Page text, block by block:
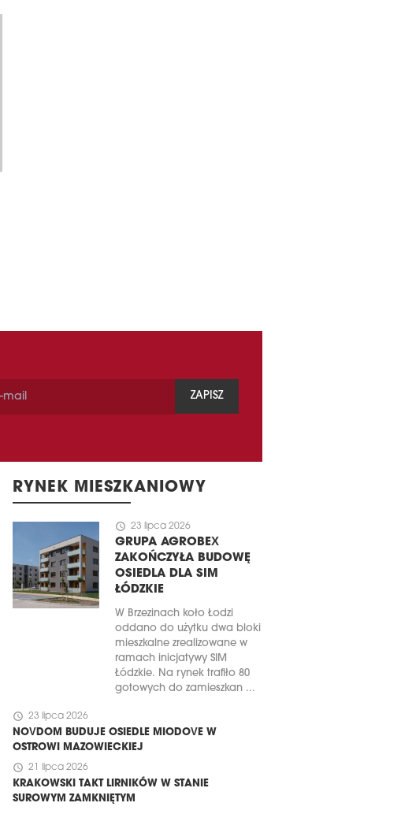
ZAPISZ
RYNEK MIESZKANIOWY
schedule 23 lipca 2026
GRUPA AGROBEX
ZAKOŃCZYŁA BUDOWĘ
OSIEDLA DLA SIM
ŁÓDZKIE
W Brzezinach koło Łodzi
oddano do użytku dwa bloki
mieszkalne zrealizowane w
ramach inicjatywy SIM
Łódzkie. Na rynek trafiło 80
gotowych do zamieszkan ...
schedule 23 lipca 2026
NOVDOM BUDUJE OSIEDLE MIODOVE W
OSTROWI MAZOWIECKIEJ
schedule 21 lipca 2026
KRAKOWSKI TAKT LIRNIKÓW W STANIE
SUROWYM ZAMKNIĘTYM